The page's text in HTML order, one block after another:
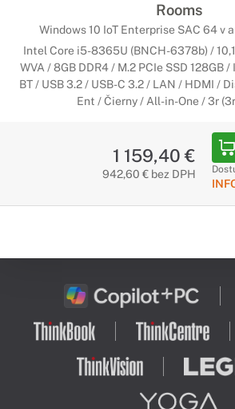
Rooms
Windows 10 IoT Enterprise SAC 64 v
Intel Core i5-8365U (BNCH-6378b) /
WVA / 8GB DDR4 / M.2 PCIe SSD 128GB
BT / USB 3.2 / USB-C 3.2 / LAN / HDMI /
Ent / Čierny / All-in-One / 3r
1 159,40 €
942,60 € bez DPH